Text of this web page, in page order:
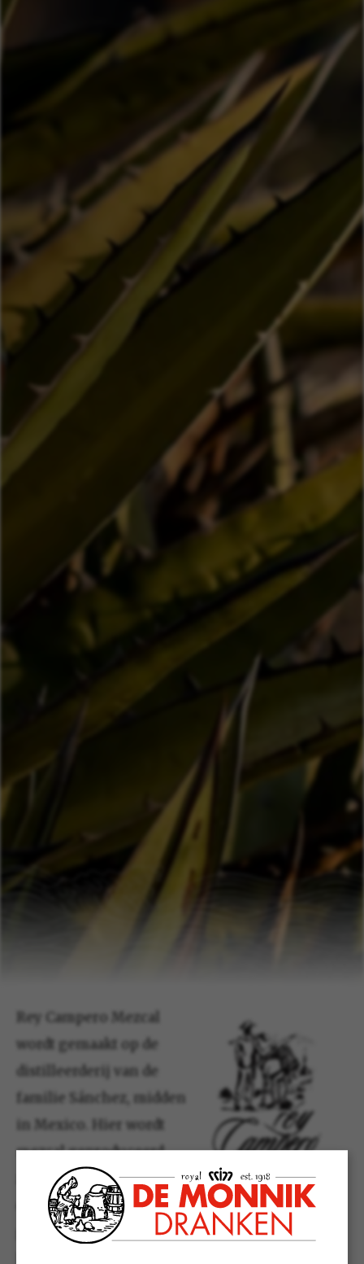
Rey Campero Mezcal
wordt gemaakt op de
distilleerderij van de
familie Sánchez, midden
in Mexico. Hier wordt
mezcal geproduceerd
zoals ze het al zeven
decennia lang doen, van
generatie tot generatie.